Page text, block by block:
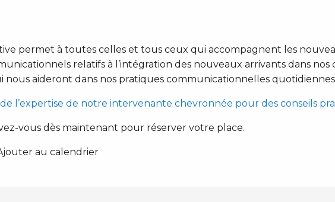
permet à toutes celles et tous ceux qui accompagnent les
relatifs à l’intégration des nouveaux arrivants dans nos
aideront dans nos pratiques communicationnelles
l’expertise de notre intervenante chevronnée pour des conseils
vous dès maintenant pour réserver votre place.
au calendrier